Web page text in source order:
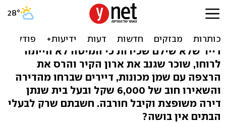
קונדומים באסלה ועובש
בקירות: השוכרים ההזויים
דייר שלא שילם שכירות כי המיטה לא הייתה
לרוחו, שוכר שגנב את ארון הקיר והרס את
הרצפה עם שמן מכונות, דיירים שברחו מהדירה
והשאירו חוב של 6,000 שקל ובעל בית שנתן
דירה משופצת וקיבל חורבה. חשבתם שרק לבעלי
הבתים אין בושה?